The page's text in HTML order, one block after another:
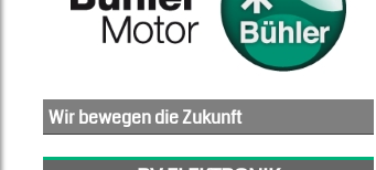
Wir bewegen die Zukunft